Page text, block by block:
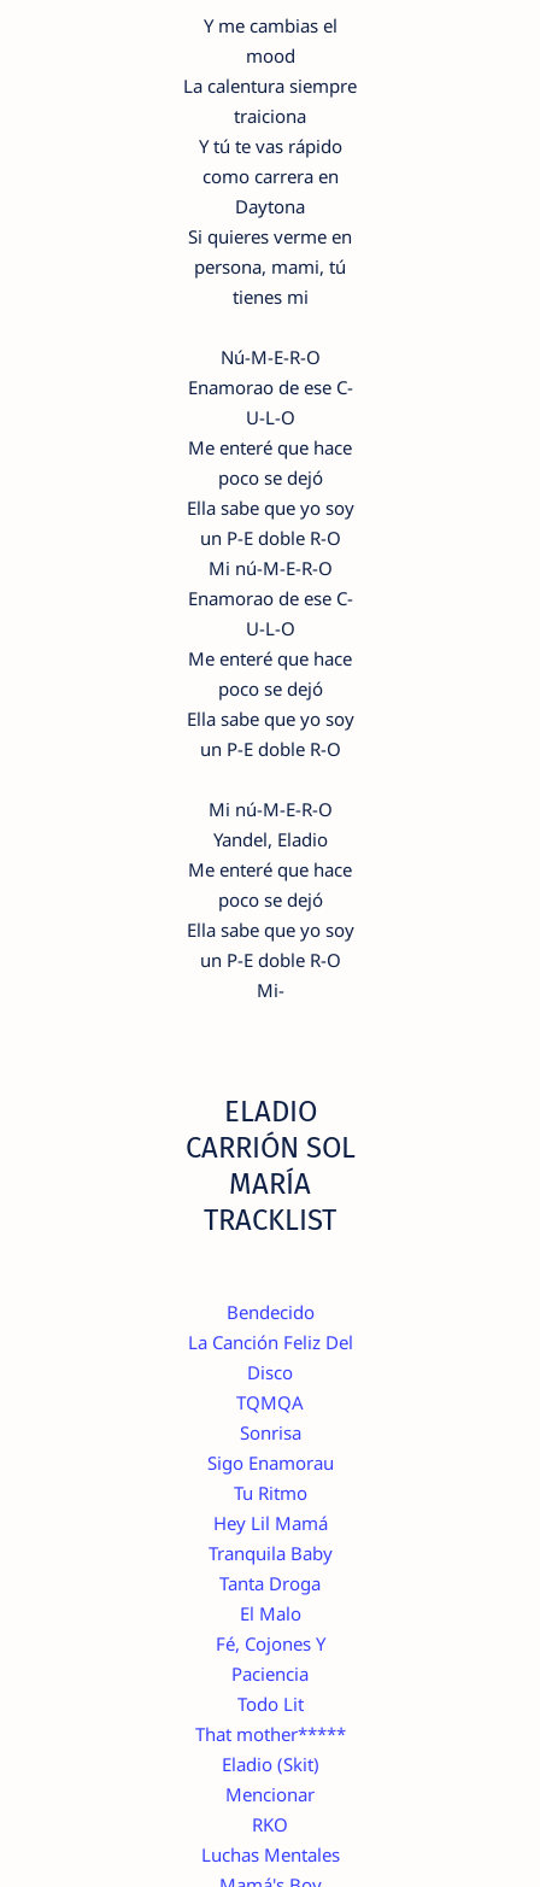
Y me cambias el
mood
La calentura siempre
traiciona
Y tú te vas rápido
como carrera en
Daytona
Si quieres verme en
persona, mami, tú
tienes mi
Nú-M-E-R-O
Enamorao de ese C-
U-L-O
Me enteré que hace
poco se dejó
Ella sabe que yo soy
un P-E doble R-O
Mi nú-M-E-R-O
Enamorao de ese C-
U-L-O
Me enteré que hace
poco se dejó
Ella sabe que yo soy
un P-E doble R-O
Mi nú-M-E-R-O
Yandel, Eladio
Me enteré que hace
poco se dejó
Ella sabe que yo soy
un P-E doble R-O
Mi-
ELADIO
CARRIÓN SOL
MARÍA
TRACKLIST
Bendecido
La Canción Feliz Del
Disco
TQMQA
Sonrisa
Sigo Enamorau
Tu Ritmo
Hey Lil Mamá
Tranquila Baby
Tanta Droga
El Malo
Fé, Cojones Y
Paciencia
Todo Lit
That mother*****
Eladio (Skit)
Mencionar
RKO
Luchas Mentales